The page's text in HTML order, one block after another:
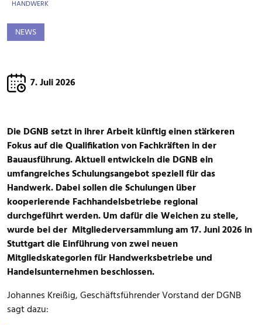
HANDWERK
NEWS
7. Juli 2026
Die DGNB setzt in ihrer Arbeit künftig einen stärkeren
Fokus auf die Qualifikation von Fachkräften in der
Bauausführung. Aktuell entwickeln die DGNB ein
umfangreiches Schulungsangebot speziell für das
Handwerk. Dabei sollen die Schulungen über
kooperierende Fachhandelsbetriebe regional
durchgeführt werden. Um dafür die Weichen zu stelle,
wurde bei der Mitgliederversammlung am 17. Juni 2026 in
Stuttgart die Einführung von zwei neuen
Mitgliedskategorien für Handwerksbetriebe und
Handelsunternehmen beschlossen.
Johannes Kreißig, Geschäftsführender Vorstand der DGNB
sagt dazu: